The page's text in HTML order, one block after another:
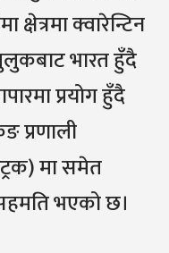
क्वारेन्टिन
भारत हुँदै
प्रयोग हुँदै
प्रणाली
मा समेत
भएको छ।